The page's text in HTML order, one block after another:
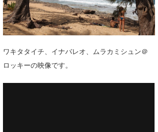
今月のプレゼント
ワキタタイチ、イナバレオ、ムラカミシュン＠
ロッキーの映像です。
湘南
千葉北
千葉南
大阪
お知らせ
その他
VOTE!